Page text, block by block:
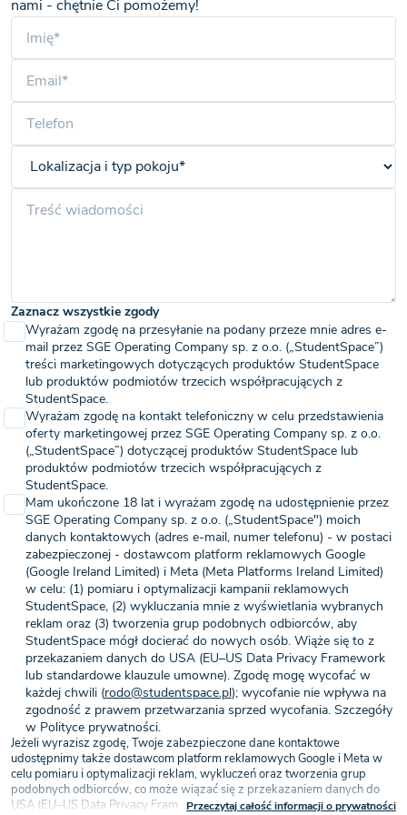
nami - chętnie Ci pomożemy!
Zaznacz wszystkie zgody
Wyrażam zgodę na przesyłanie na podany przeze mnie adres e-
mail przez SGE Operating Company sp. z o.o. („StudentSpace”)
treści marketingowych dotyczących produktów StudentSpace
lub produktów podmiotów trzecich współpracujących z
StudentSpace.
Wyrażam zgodę na kontakt telefoniczny w celu przedstawienia
oferty marketingowej przez SGE Operating Company sp. z o.o.
(„StudentSpace”) dotyczącej produktów StudentSpace lub
produktów podmiotów trzecich współpracujących z
StudentSpace.
Mam ukończone 18 lat i wyrażam zgodę na udostępnienie przez
SGE Operating Company sp. z o.o. („StudentSpace") moich
danych kontaktowych (adres e-mail, numer telefonu) - w postaci
zabezpieczonej - dostawcom platform reklamowych Google
(Google Ireland Limited) i Meta (Meta Platforms Ireland Limited)
w celu: (1) pomiaru i optymalizacji kampanii reklamowych
StudentSpace, (2) wykluczania mnie z wyświetlania wybranych
reklam oraz (3) tworzenia grup podobnych odbiorców, aby
StudentSpace mógł docierać do nowych osób. Wiąże się to z
przekazaniem danych do USA (EU–US Data Privacy Framework
lub standardowe klauzule umowne). Zgodę mogę wycofać w
każdej chwili (rodo@studentspace.pl); wycofanie nie wpływa na
zgodność z prawem przetwarzania sprzed wycofania. Szczegóły
w Polityce prywatności.
Jeżeli wyrazisz zgodę, Twoje zabezpieczone dane kontaktowe
udostępnimy także dostawcom platform reklamowych Google i Meta w
celu pomiaru i optymalizacji reklam, wykluczeń oraz tworzenia grup
podobnych odbiorców, co może wiązać się z przekazaniem danych do
USA (EU–US Data Privacy Framework lub standardowe klauzule
Przeczytaj całość informacji o prywatności